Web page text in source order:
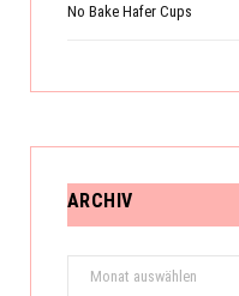
No Bake Hafer Cups
ARCHIV
Archiv